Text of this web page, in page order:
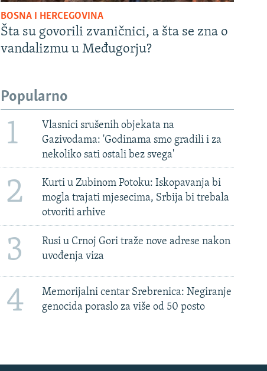
BOSNA I HERCEGOVINA
Šta su govorili zvaničnici, a šta se zna o
vandalizmu u Međugorju?
Popularno
1
Vlasnici srušenih objekata na
Gazivodama: 'Godinama smo gradili i za
nekoliko sati ostali bez svega'
2
Kurti u Zubinom Potoku: Iskopavanja bi
mogla trajati mjesecima, Srbija bi trebala
otvoriti arhive
3
Rusi u Crnoj Gori traže nove adrese nakon
uvođenja viza
4
Memorijalni centar Srebrenica: Negiranje
genocida poraslo za više od 50 posto